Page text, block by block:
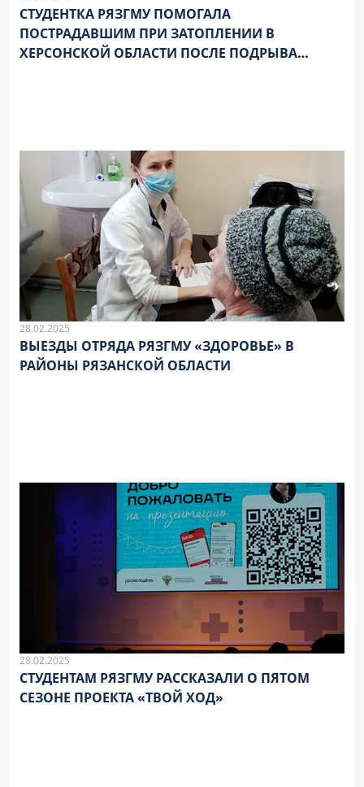
СТУДЕНТКА РЯЗГМУ ПОМОГАЛА
ПОСТРАДАВШИМ ПРИ ЗАТОПЛЕНИИ В
ХЕРСОНСКОЙ ОБЛАСТИ ПОСЛЕ ПОДРЫВА
28.02.2025
ВЫЕЗДЫ ОТРЯДА РЯЗГМУ «ЗДОРОВЬЕ» В
РАЙОНЫ РЯЗАНСКОЙ ОБЛАСТИ
28.02.2025
СТУДЕНТАМ РЯЗГМУ РАССКАЗАЛИ О ПЯТОМ
СЕЗОНЕ ПРОЕКТА «ТВОЙ ХОД»